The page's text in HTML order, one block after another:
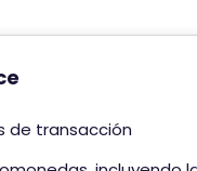
de transacción